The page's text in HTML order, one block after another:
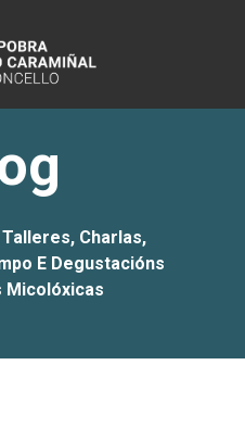
Talleres, Charlas,
E Degustacións
Micolóxicas